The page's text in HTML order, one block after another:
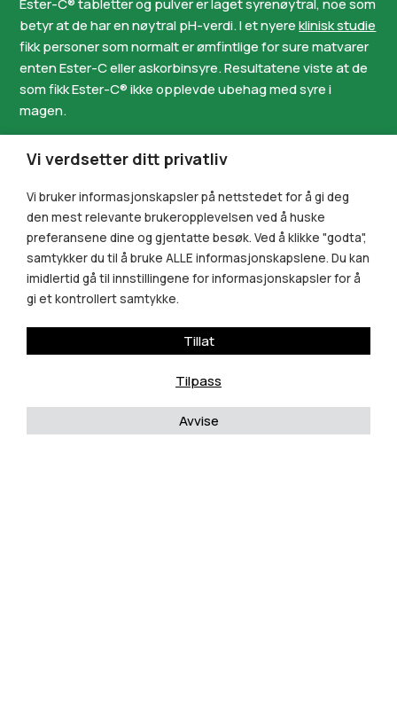
betyr at de har en nøytral pH-verdi. I et nyereklinisk studie
fikk personer som normalt er ømfintlige for sure matvarer
enten Ester-C eller askorbinsyre. Resultatene viste at de
som fikk Ester-C® ikke opplevde ubehag med syre i
magen.
Ester-C® tilbyr c-vitamin i flere former og egner seg
utmerket for hele familien. Du kan finne både tabletter,
pulver og brusetabletter, alt etter hva du og dine
foretrekker.
Vi verdsetter ditt privatliv
Vi bruker informasjonskapsler på nettstedet for å gi deg
den mest relevante brukeropplevelsen ved å huske
preferansene dine og gjentatte besøk. Ved å klikke "godta",
samtykker du til å bruke ALLE informasjonskapslene. Du kan
imidlertid gå til innstillingene for informasjonskapsler for å
gi et kontrollert samtykke.
Tilpass
Avvise
Tillat